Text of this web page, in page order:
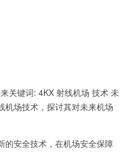
键词: 4KX 射线机场 技术 未
机场技术，探讨其对未来机场
安全技术，在机场安全保障